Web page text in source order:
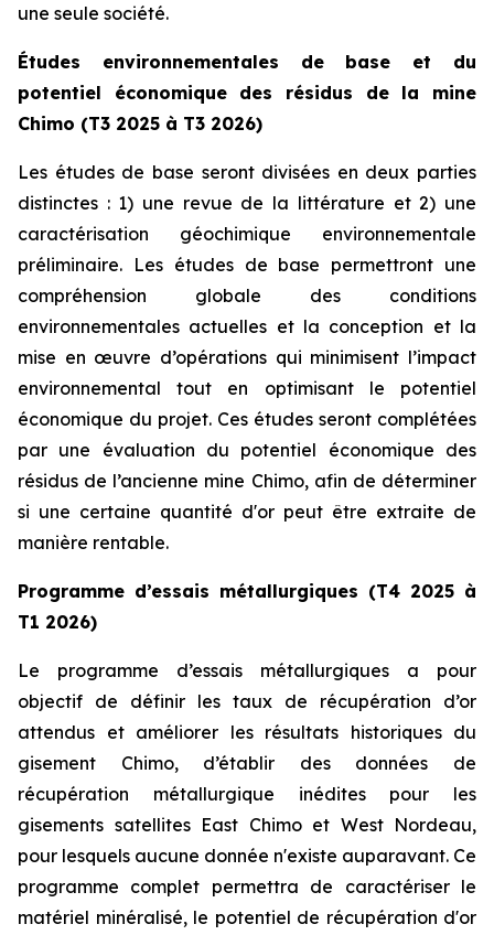
une seule société.
Études environnementales de base et du
potentiel économique des résidus de la mine
Chimo (T3 2025 à T3 2026)
Les études de base seront divisées en deux parties
distinctes : 1) une revue de la littérature et 2) une
caractérisation géochimique environnementale
préliminaire. Les études de base permettront une
compréhension globale des conditions
environnementales actuelles et la conception et la
mise en œuvre d’opérations qui minimisent l’impact
environnemental tout en optimisant le potentiel
économique du projet. Ces études seront complétées
par une évaluation du potentiel économique des
résidus de l’ancienne mine Chimo, afin de déterminer
si une certaine quantité d'or peut être extraite de
manière rentable.
Programme d’essais métallurgiques (T4 2025 à
T1 2026)
Le programme d’essais métallurgiques a pour
objectif de définir les taux de récupération d’or
attendus et améliorer les résultats historiques du
gisement Chimo, d’établir des données de
récupération métallurgique inédites pour les
gisements satellites East Chimo et West Nordeau,
pour lesquels aucune donnée n'existe auparavant. Ce
programme complet permettra de caractériser le
matériel minéralisé, le potentiel de récupération d'or